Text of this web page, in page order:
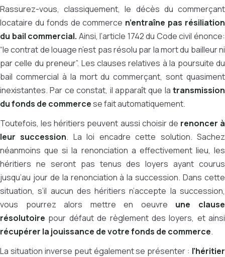
Rassurez-vous, classiquement, le décès du commerçant
locataire du fonds de commerce n’entraîne pas résiliation
du bail commercial. Ainsi, l’article 1742 du Code civil énonce:
“le contrat de louage n’est pas résolu par la mort du bailleur ni
par celle du preneur”. Les clauses relatives à la poursuite du
bail commercial à la mort du commerçant, sont quasiment
inexistantes. Par ce constat, il apparaît que la transmission
du fonds de commercese fait automatiquement.
Toutefois, les héritiers peuvent aussi choisir de renoncer à
leur succession. La loi encadre cette solution. Sachez
néanmoins que si la renonciation a effectivement lieu, les
héritiers ne seront pas tenus des loyers ayant courus
jusqu’au jour de la renonciation à la succession. Dans cette
situation, s’il aucun des héritiers n’accepte la succession,
vous pourrez alors mettre en oeuvre une clause
résolutoire pour défaut de règlement des loyers, et ainsi
récupérer la jouissance de votre fonds de commerce.
La situation inverse peut également se présenter : l’héritier